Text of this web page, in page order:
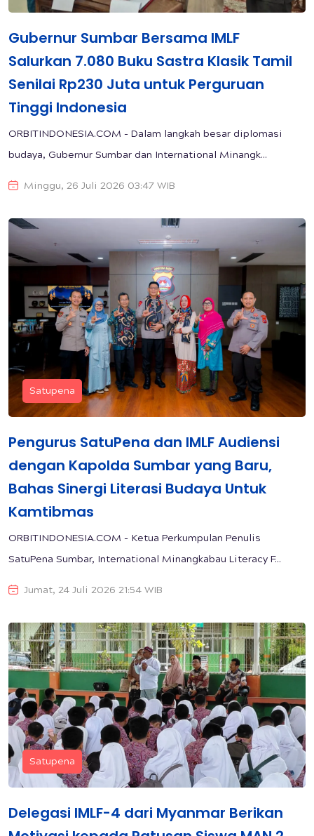
Gubernur Sumbar Bersama IMLF
Salurkan 7.080 Buku Sastra Klasik Tamil
Senilai Rp230 Juta untuk Perguruan
Tinggi Indonesia
ORBITINDONESIA.COM - Dalam langkah besar diplomasi
budaya, Gubernur Sumbar dan International Minangk...
Minggu, 26 Juli 2026 03:47 WIB
Satupena
Pengurus SatuPena dan IMLF Audiensi
dengan Kapolda Sumbar yang Baru,
Bahas Sinergi Literasi Budaya Untuk
Kamtibmas
ORBITINDONESIA.COM - Ketua Perkumpulan Penulis
SatuPena Sumbar, International Minangkabau Literacy F...
Jumat, 24 Juli 2026 21:54 WIB
Satupena
Delegasi IMLF-4 dari Myanmar Berikan